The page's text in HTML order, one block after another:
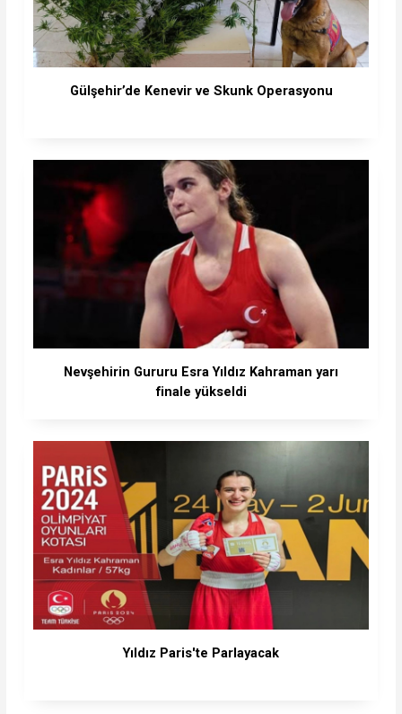
Gülşehir’de Kenevir ve Skunk Operasyonu
Nevşehirin Gururu Esra Yıldız Kahraman yarı
finale yükseldi
Yıldız Paris'te Parlayacak